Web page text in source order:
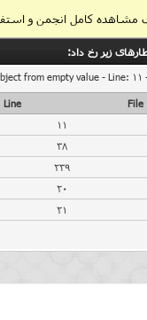
مشاهده کامل انجمن و
زیر رخ داد:
from empty value - Line: 11
File
Line
11
38
239
20
21